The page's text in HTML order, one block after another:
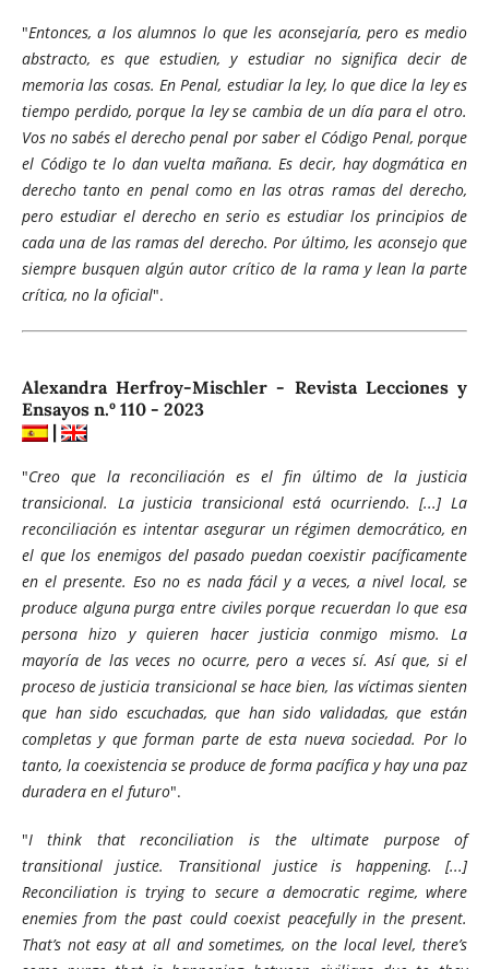
"Entonces, a los alumnos lo que les aconsejaría, pero es medio
abstracto, es que estudien, y estudiar no significa decir de
memoria las cosas. En Penal, estudiar la ley, lo que dice la ley es
tiempo perdido, porque la ley se cambia de un día para el otro.
Vos no sabés el derecho penal por saber el Código Penal, porque
el Código te lo dan vuelta mañana. Es decir, hay dogmática en
derecho tanto en penal como en las otras ramas del derecho,
pero estudiar el derecho en serio es estudiar los principios de
cada una de las ramas del derecho. Por último, les aconsejo que
siempre busquen algún autor crítico de la rama y lean la parte
crítica, no la oficial".
Alexandra Herfroy-Mischler - Revista Lecciones y
Ensayos n.º 110 - 2023
|
"Creo que la reconciliación es el fin último de la justicia
transicional. La justicia transicional está ocurriendo. [...] La
reconciliación es intentar asegurar un régimen democrático, en
el que los enemigos del pasado puedan coexistir pacíficamente
en el presente. Eso no es nada fácil y a veces, a nivel local, se
produce alguna purga entre civiles porque recuerdan lo que esa
persona hizo y quieren hacer justicia conmigo mismo. La
mayoría de las veces no ocurre, pero a veces sí. Así que, si el
proceso de justicia transicional se hace bien, las víctimas sienten
que han sido escuchadas, que han sido validadas, que están
completas y que forman parte de esta nueva sociedad. Por lo
tanto, la coexistencia se produce de forma pacífica y hay una paz
duradera en el futuro".
"I think that reconciliation is the ultimate purpose of
transitional justice. Transitional justice is happening. [...]
Reconciliation is trying to secure a democratic regime, where
enemies from the past could coexist peacefully in the present.
That’s not easy at all and sometimes, on the local level, there’s